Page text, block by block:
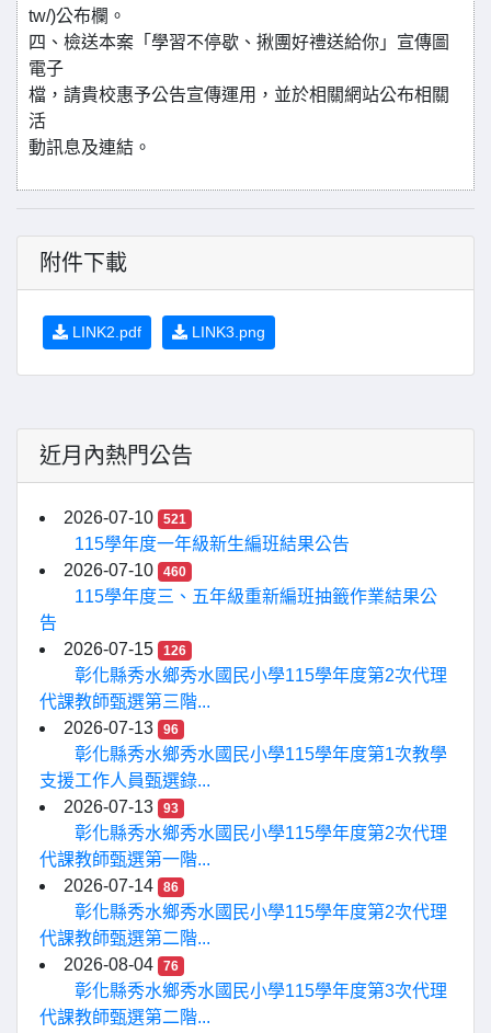
tw/)公布欄。
四、檢送本案「學習不停歇、揪團好禮送給你」宣傳圖
電子
檔，請貴校惠予公告宣傳運用，並於相關網站公布相關
活
動訊息及連結。
附件下載
LINK2.pdf LINK3.png
近月內熱門公告
2026-07-10 521
115學年度一年級新生編班結果公告
2026-07-10
460
115學年度三、五年級重新編班抽籤作業結果公
告
2026-07-15
126
彰化縣秀水鄉秀水國民小學115學年度第2次代理
代課教師甄選第三階...
2026-07-13
96
彰化縣秀水鄉秀水國民小學115學年度第1次教學
支援工作人員甄選錄...
2026-07-13
93
彰化縣秀水鄉秀水國民小學115學年度第2次代理
代課教師甄選第一階...
2026-07-14
86
彰化縣秀水鄉秀水國民小學115學年度第2次代理
代課教師甄選第二階...
2026-08-04
76
彰化縣秀水鄉秀水國民小學115學年度第3次代理
代課教師甄選第二階...